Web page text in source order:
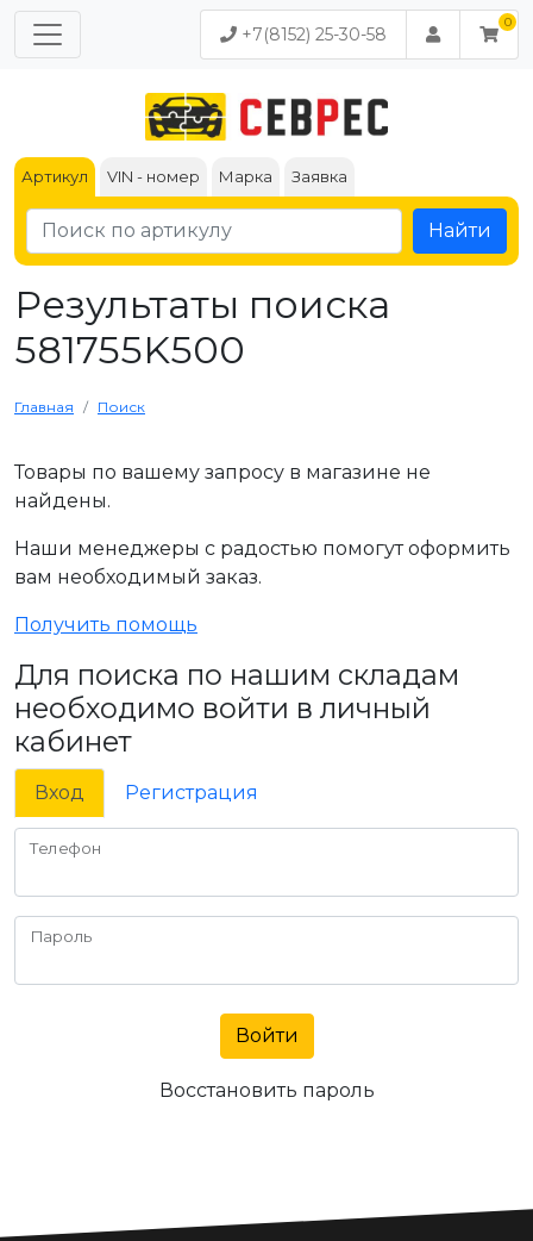
+7(8152) 25-30-58
Артикул VIN - номер Марка Заявка
Найти
Результаты поиска
581755K500
Главная Поиск
Товары по вашему запросу в магазине не
найдены.
Наши менеджеры с радостью помогут оформить
вам необходимый заказ.
Получить помощь
Для поиска по нашим складам
необходимо войти в личный
кабинет
Вход Регистрация
Телефон
Пароль
Войти
Восстановить пароль